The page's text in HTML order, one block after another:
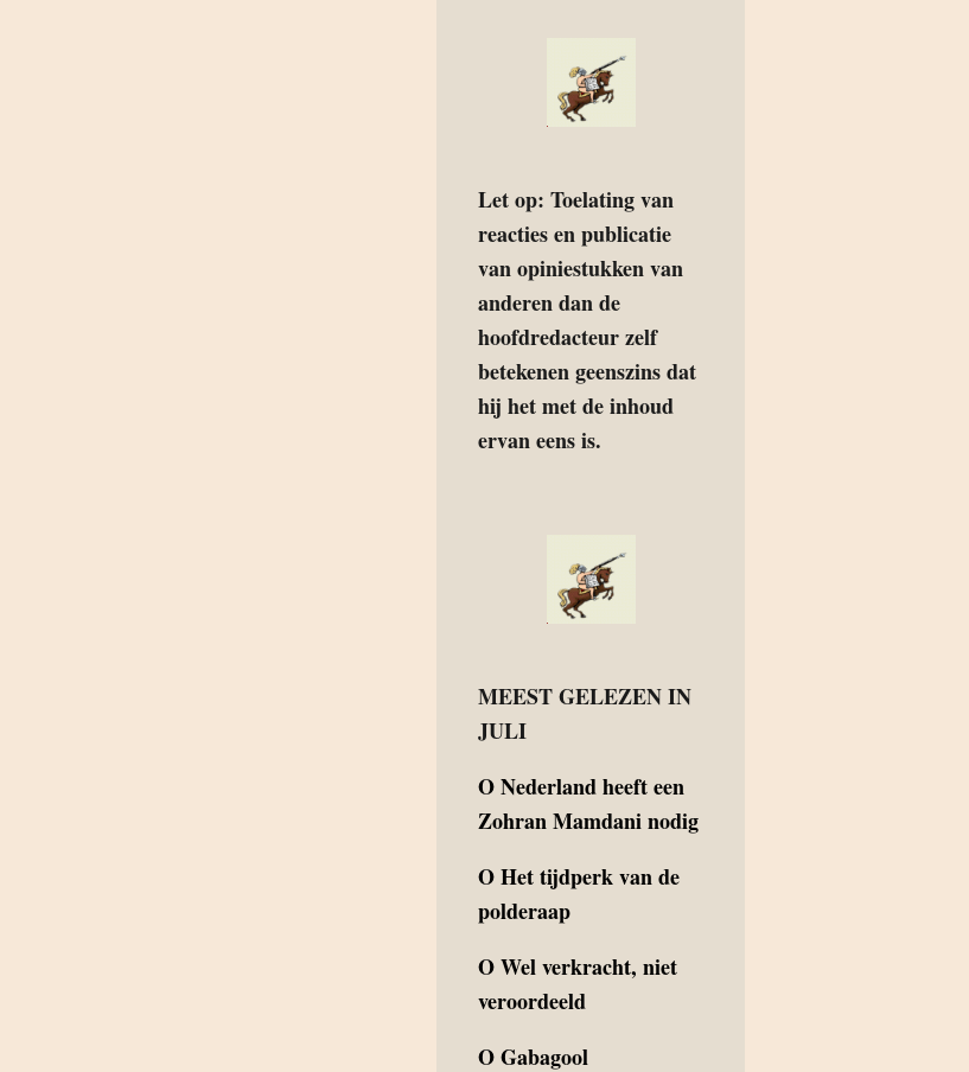
Let op: Toelating van
reacties en publicatie
van opiniestukken van
anderen dan de
hoofdredacteur zelf
betekenen geenszins dat
hij het met de inhoud
ervan eens is.
MEEST GELEZEN IN
JULI
ONederland heeft een
Zohran Mamdani nodig
OHet tijdperk van de
polderaap
OWel verkracht, niet
veroordeeld
OGabagool